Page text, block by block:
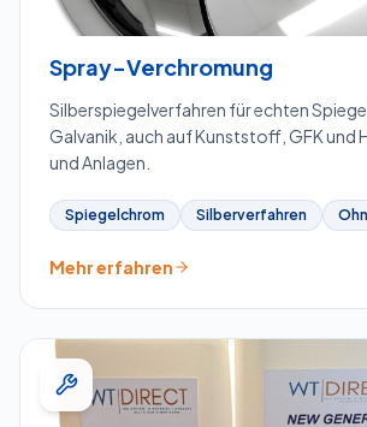
Spray-Verchromung
Silberspiegelverfahren für echten
Galvanik, auch auf Kunststoff, GFK und
und Anlagen.
Spiegelchrom Silberverfahren
Mehr erfahren